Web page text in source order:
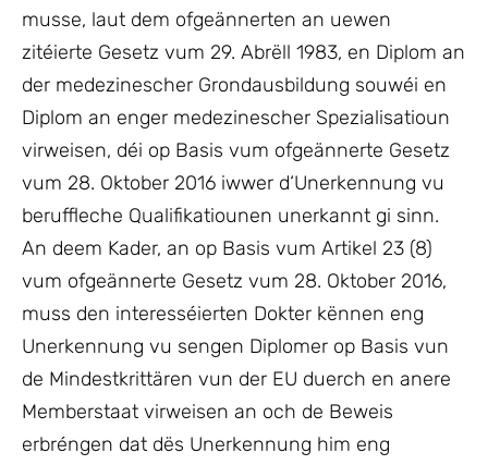
musse, laut dem ofgeännerten an uewen
zitéierte Gesetz vum 29. Abrëll 1983, en Diplom an
der medezinescher Grondausbildung souwéi en
Diplom an enger medezinescher Spezialisatioun
virweisen, déi op Basis vum ofgeännerte Gesetz
vum 28. Oktober 2016 iwwer d‘Unerkennung vu
beruffleche Qualifikatiounen unerkannt gi sinn.
An deem Kader, an op Basis vum Artikel 23 (8)
vum ofgeännerte Gesetz vum 28. Oktober 2016,
muss den interesséierten Dokter kënnen eng
Unerkennung vu sengen Diplomer op Basis vun
de Mindestkrittären vun der EU duerch en anere
Memberstaat virweisen an och de Beweis
erbréngen dat dës Unerkennung him eng